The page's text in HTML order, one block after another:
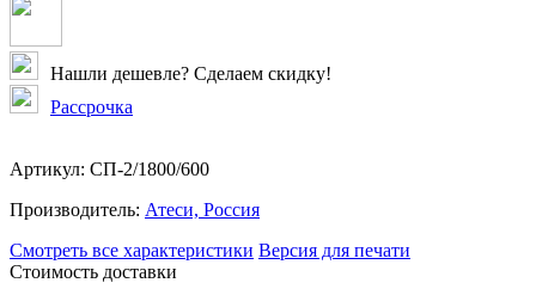
Нашли дешевле? Сделаем скидку!
Рассрочка
Артикул: СП-2/1800/600
Производитель: Атеси, Россия
Смотреть все характеристики Версия для печати
Стоимость доставки